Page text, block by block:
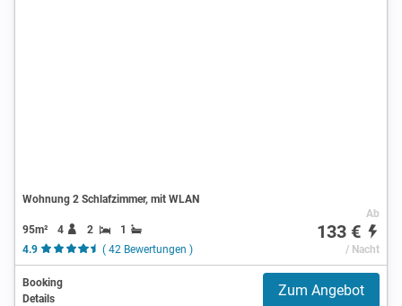
Wohnung 2 Schlafzimmer, mit WLAN
95m² 4 2
1
4.9
( 42 Bewertungen )
Ab
133 €
/ Nacht
Booking
Details
Zum Angebot